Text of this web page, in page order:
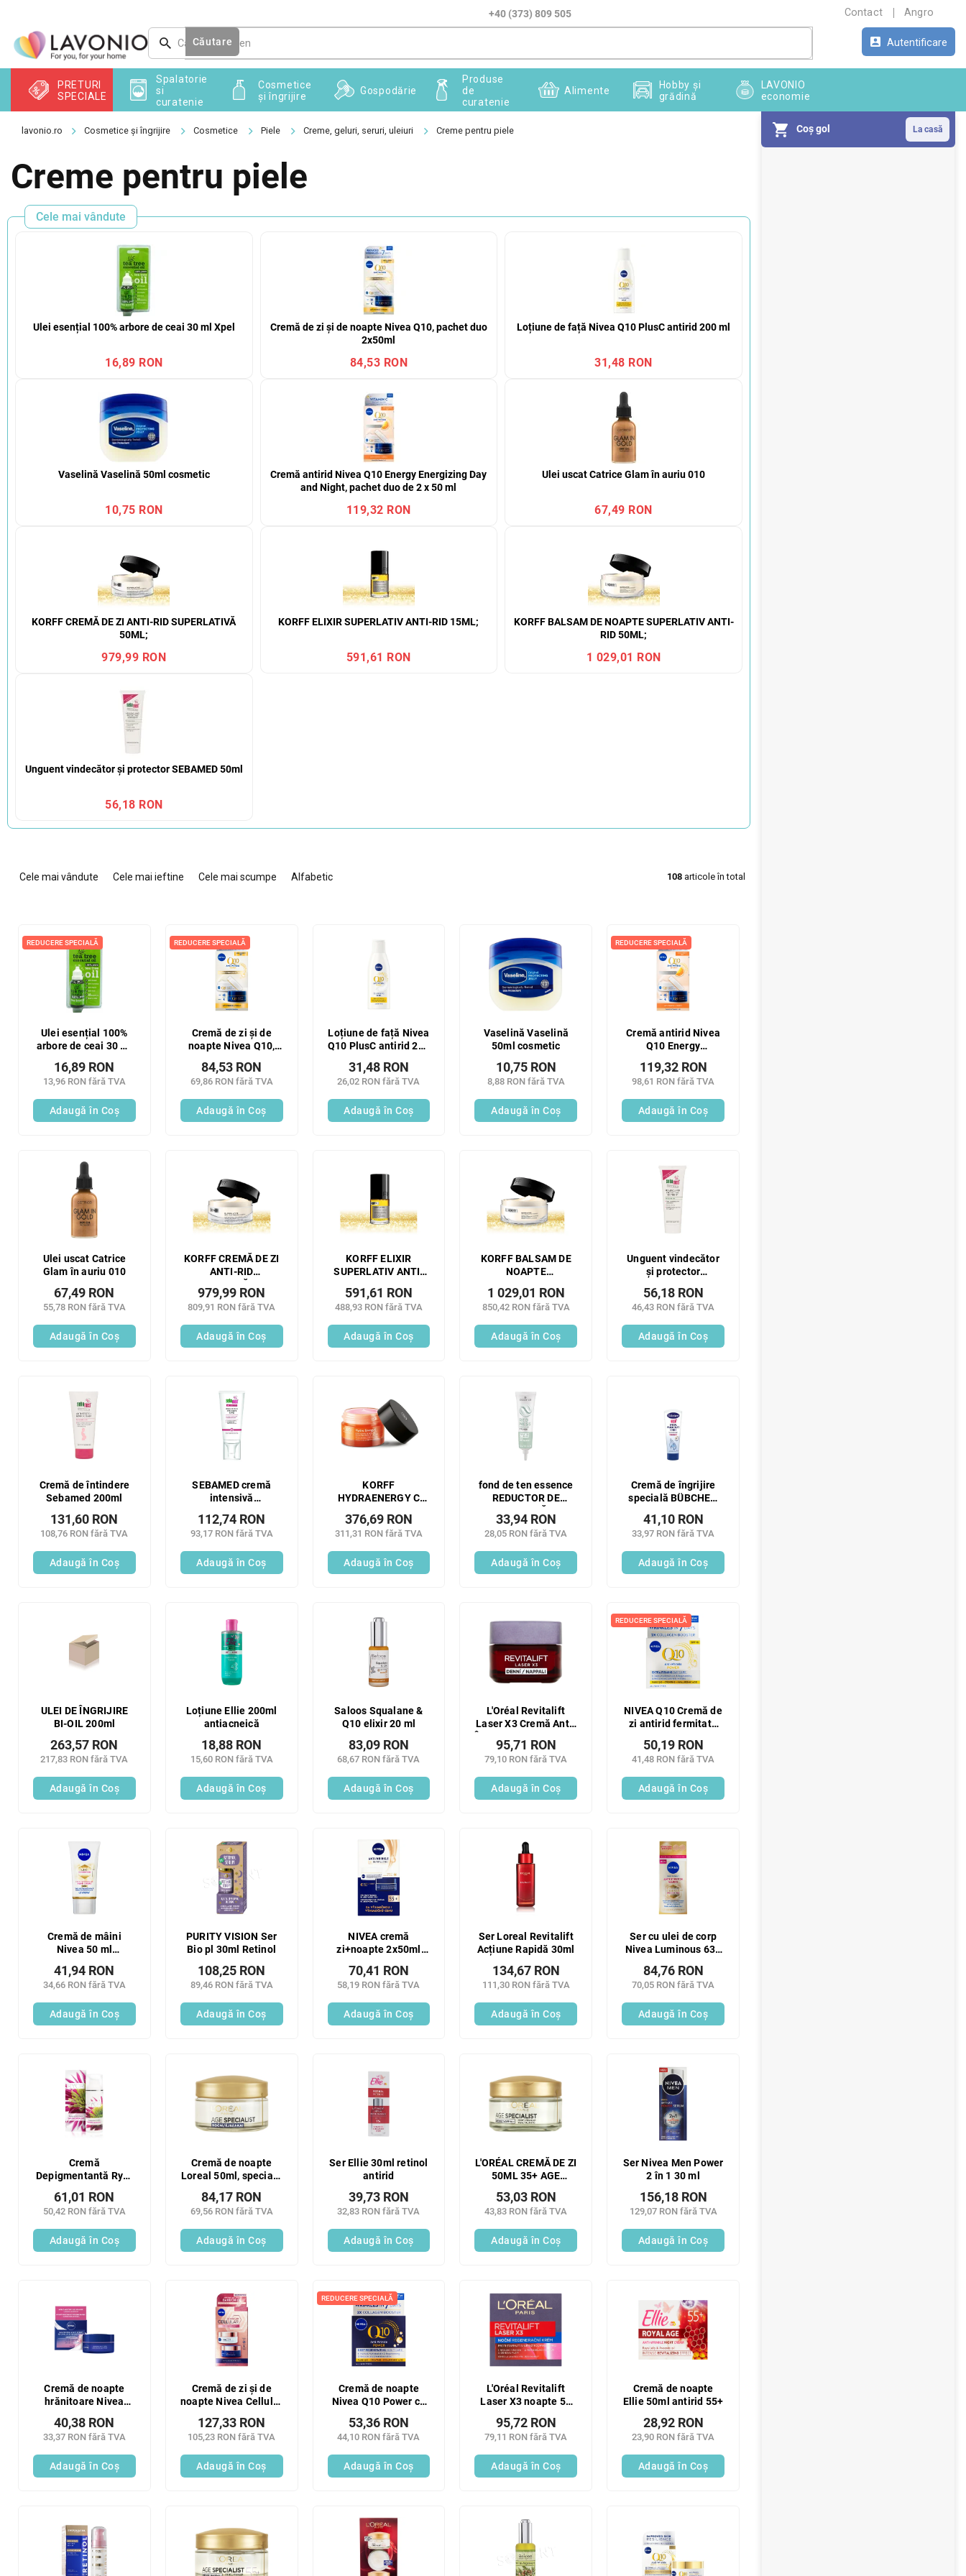
conținut
+40 (373) 809 505 Contact Angro
Autentificare
Căutare
Coş gol
PRETURI
SPECIALE
Spalatorie
si
curatenie
Cosmetice
și îngrijire
Gospodărie
Produse
de
curatenie
Alimente
Hobby și
grădină
LAVONIO
economie
Cosmetice și îngrijire Cosmetice Piele Creme, geluri, seruri, uleiuri Creme pentru piele
Creme pentru piele
Cele mai vândute
Ulei esențial 100% arbore de ceai 30 ml Xpel
16,89 RON
Cremă de zi și de noapte Nivea Q10, pachet duo
2x50ml
84,53 RON
Loțiune de față Nivea Q10 PlusC antirid 200 ml
31,48 RON
Vaselină Vaselină 50ml cosmetic
10,75 RON
Cremă antirid Nivea Q10 Energy Energizing Day
and Night, pachet duo de 2 x 50 ml
119,32 RON
Ulei uscat Catrice Glam în auriu 010
67,49 RON
KORFF CREMĂ DE ZI ANTI-RID SUPERLATIVĂ
50ML;
979,99 RON
KORFF ELIXIR SUPERLATIV ANTI-RID 15ML;
591,61 RON
KORFF BALSAM DE NOAPTE SUPERLATIV ANTI-
RID 50ML;
1 029,01 RON
Unguent vindecător și protector SEBAMED 50ml
56,18 RON
Cele mai vândute Cele mai ieftine Cele mai scumpe Alfabetic 108 articole în total
REDUCERE SPECIALĂ
Ulei esențial 100%
arbore de ceai 30 ml
13,96 RON fără TVA
16,89 RON
Adaugă în Coş
REDUCERE SPECIALĂ
Cremă de zi și de
noapte Nivea Q10,
69,86 RON fără TVA
84,53 RON
Adaugă în Coş
Loțiune de față Nivea
Q10 PlusC antirid 200
26,02 RON fără TVA
31,48 RON
Adaugă în Coş
Vaselină Vaselină
50ml cosmetic
8,88 RON fără TVA
10,75 RON
Adaugă în Coş
REDUCERE SPECIALĂ
Cremă antirid Nivea
Q10 Energy
Night, pachet duo de
2 x 50 ml
98,61 RON fără TVA
119,32 RON
Adaugă în Coş
Ulei uscat Catrice
Glam în auriu 010
55,78 RON fără TVA
67,49 RON
Adaugă în Coş
KORFF CREMĂ DE ZI
ANTI-RID
809,91 RON fără TVA
979,99 RON
Adaugă în Coş
KORFF ELIXIR
SUPERLATIV ANTI-
488,93 RON fără TVA
591,61 RON
Adaugă în Coş
KORFF BALSAM DE
NOAPTE
RID 50ML;
850,42 RON fără TVA
1 029,01 RON
Adaugă în Coş
Unguent vindecător
și protector
46,43 RON fără TVA
56,18 RON
Adaugă în Coş
Cremă de întindere
Sebamed 200ml
108,76 RON fără TVA
131,60 RON
Adaugă în Coş
SEBAMED cremă
intensivă
ROȘEAȚĂ, 50 ml
93,17 RON fără TVA
112,74 RON
Adaugă în Coş
KORFF
HYDRAENERGY C
ȘI ANTI-
ÎMBĂTRÂNIRE 50ml
311,31 RON fără TVA
376,69 RON
Adaugă în Coş
fond de ten essence
REDUCTOR DE
28,05 RON fără TVA
33,94 RON
Adaugă în Coş
Cremă de îngrijire
specială BÜBCHEN
33,97 RON fără TVA
41,10 RON
Adaugă în Coş
ULEI DE ÎNGRIJIRE
BI-OIL 200ml
217,83 RON fără TVA
263,57 RON
Adaugă în Coş
Loțiune Ellie 200ml
antiacneică
15,60 RON fără TVA
18,88 RON
Adaugă în Coş
Saloos Squalane &
Q10 elixir 20 ml
68,67 RON fără TVA
83,09 RON
Adaugă în Coş
L'Oréal Revitalift
Laser X3 Cremă Anti-
zi pentru regenerare
profundă 50 ml
79,10 RON fără TVA
95,71 RON
Adaugă în Coş
REDUCERE SPECIALĂ
NIVEA Q10 Cremă de
zi antirid fermitate
41,48 RON fără TVA
50,19 RON
Adaugă în Coş
Cremă de mâini
Nivea 50 ml
pigmentare
Luminous 630°
34,66 RON fără TVA
41,94 RON
Adaugă în Coş
PURITY VISION Ser
Bio pl 30ml Retinol
89,46 RON fără TVA
108,25 RON
Adaugă în Coş
NIVEA cremă
zi+noapte 2x50ml
58,19 RON fără TVA
70,41 RON
Adaugă în Coş
Ser Loreal Revitalift
Acțiune Rapidă 30ml
111,30 RON fără TVA
134,67 RON
Adaugă în Coş
Ser cu ulei de corp
Nivea Luminous 630
70,05 RON fără TVA
84,76 RON
Adaugă în Coş
Cremă
Depigmentantă Ryor
50,42 RON fără TVA
61,01 RON
Adaugă în Coş
Cremă de noapte
Loreal 50ml, specială
peste 65 de ani
69,56 RON fără TVA
84,17 RON
Adaugă în Coş
Ser Ellie 30ml retinol
antirid
32,83 RON fără TVA
39,73 RON
Adaugă în Coş
L'ORÉAL CREMĂ DE ZI
50ML 35+ AGE
43,83 RON fără TVA
53,03 RON
Adaugă în Coş
Ser Nivea Men Power
2 în 1 30 ml
129,07 RON fără TVA
156,18 RON
Adaugă în Coş
Cremă de noapte
hrănitoare Nivea
33,37 RON fără TVA
40,38 RON
Adaugă în Coş
Cremă de zi și de
noapte Nivea Cellular
duo de 2 x 50 ml
105,23 RON fără TVA
127,33 RON
Adaugă în Coş
REDUCERE SPECIALĂ
Cremă de noapte
Nivea Q10 Power cu
44,10 RON fără TVA
53,36 RON
Adaugă în Coş
L'Oréal Revitalift
Laser X3 noapte 50
79,11 RON fără TVA
95,72 RON
Adaugă în Coş
Cremă de noapte
Ellie 50ml antirid 55+
23,90 RON fără TVA
28,92 RON
Adaugă în Coş